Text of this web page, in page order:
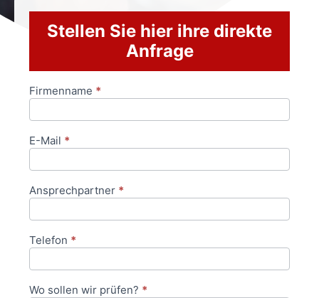
Stellen Sie hier ihre direkte
Anfrage
Anfrageformular
Firmenname *
E-Mail *
Ansprechpartner *
Telefon *
Wo sollen wir prüfen? *